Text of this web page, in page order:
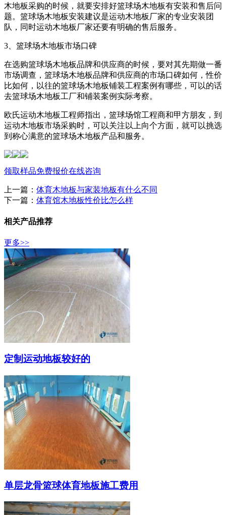
木地板采购的时候，就要安排好篮球场木地板有安装和售后问
题。篮球场木地板安装建议是运动木地板厂家的专业安装团
队，同时运动木地板厂家还要有明确的售后服务。
3、篮球场木地板市场口碑
在选购篮球场木地板品牌和供应商的时候，要对其先期做一番
市场调查，篮球场木地板品牌和供应商的市场口碑如何，性价
比如何，以往的篮球场木地板铺装工程案例有哪些，可以的话
去篮球场木地板工厂和铺装案例实际考察。
欧氏运动木地板工程师指出，篮球场馆工程商和甲方朋友，到
运动木地板市场采购时，可以关注以上向个方面，就可以挑选
到称心满意的篮球场木地板产品和服务。
领取样品免费报价在线咨询
上一篇： 体育木地板与家装地板有什么不同
下一篇： 体育馆木地板性价比怎么样
相关产品推荐
更多>>
定制运动地板较好的
单层龙骨篮球体育地板施工费用